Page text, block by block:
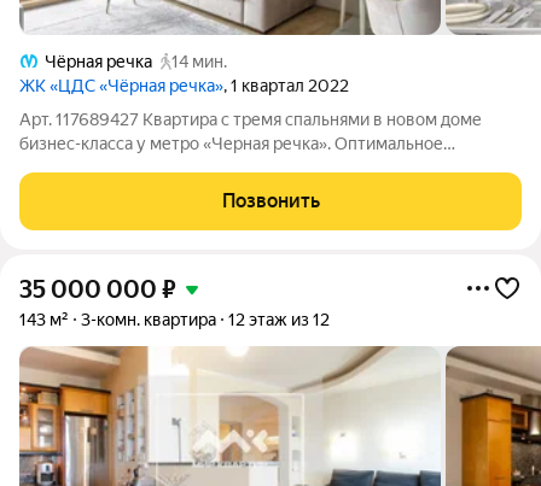
Чёрная речка
14 мин.
ЖК «ЦДС «Чёрная речка», 1 квартал 2022
Арт. 117689427 Квартира с тремя спальнями в новом доме
бизнес-класса у метро «Черная речка». Оптимальное
локации! Основные характеристики квартиры: Общая площадь
83 м2 Кухня-гостиная 26,3 м2
Позвонить
35 000 000 ₽
143 м² 3-комн. квартира 12 этаж из 12